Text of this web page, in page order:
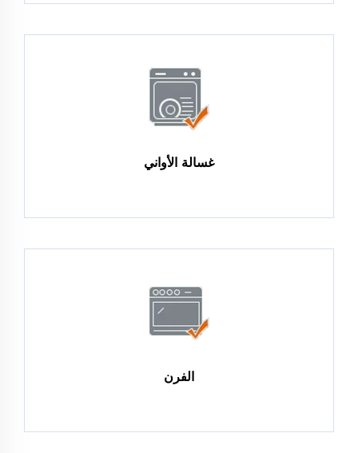
غسالة الأواني
الفرن